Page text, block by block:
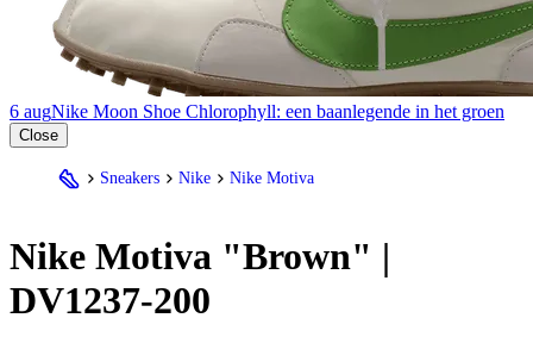
6 augNike Moon Shoe Chlorophyll: een baanlegende in het groen
Close
Sneakers Nike Nike Motiva
Nike Motiva "Brown" |
DV1237-200